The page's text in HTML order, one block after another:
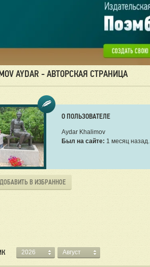
AYDAR - АВТОРСКАЯ СТРАНИЦА
О ПОЛЬЗОВАТЕЛЕ
Aydar Khalimov
Был на сайте: 1 месяц назад.
ДОБАВИТЬ В ИЗБРАННОЕ
2026 Август